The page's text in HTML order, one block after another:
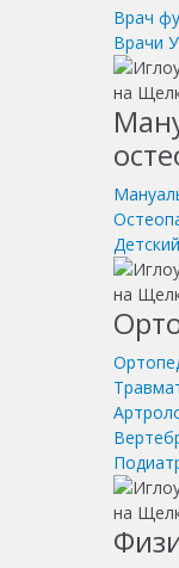
Врач
Врачи